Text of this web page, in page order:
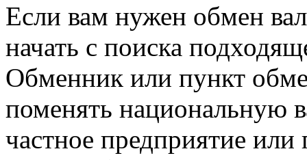
Если вам нужен обмен
начать с поиска
Обменник или пункт
поменять национальную
частное предприятие